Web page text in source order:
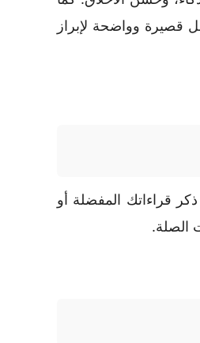
قصيرة وواضحة لإبراز
قراءاتك المفضلة أو
الصلة.